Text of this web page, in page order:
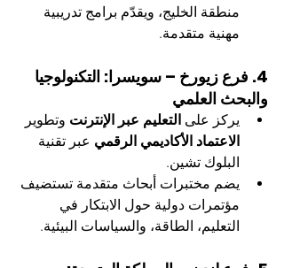
منطقة الخليج، ويقدّم برامج تدريبية
مهنية متقدمة.
4. فرع زيورخ – سويسرا: التكنولوجيا
والبحث العلمي
يركز على التعليم عبر الإنترنت وتطوير
الاعتماد الأكاديمي الرقمي عبر تقنية
البلوك تشين.
يضم مختبرات أبحاث متقدمة تستضيف
مؤتمرات دولية حول الابتكار في
التعليم، الطاقة، والسياسات البيئية.